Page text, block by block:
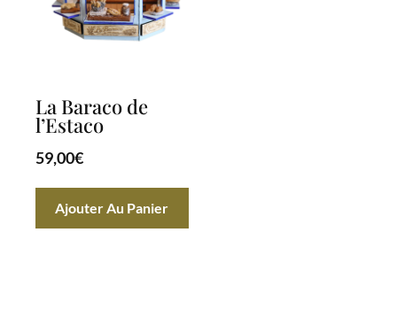
La Baraco de
l’Estaco
59,00€
Ajouter Au Panier